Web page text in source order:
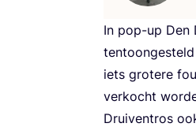
In pop-up Den
iets gro­te­re
ver­kocht
Drui­ven­tros